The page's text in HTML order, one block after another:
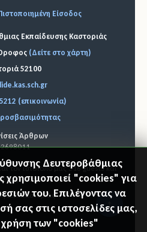
Είσοδος
Εκπαίδευσης Καστοριάς
(Δείτε στο χάρτη)
52100
(επικοινωνία)
Άρθρων
2698011
τον ιστότοπό μας 316 guests και
μέλος
Δευτεροβάθμιας
χρησιμοποιεί "cookies" για
του. Επιλέγοντας να
σας στις ιστοσελίδες μας,
των "cookies"
"Επιστ
Δ.Ε. Καστοριάς